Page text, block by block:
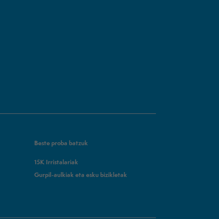
Beste proba batzuk
15K Irristalariak
Gurpil-aulkiak eta esku bizikletak